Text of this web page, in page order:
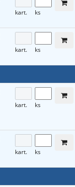
kart. ks
kart. ks
kart. ks
kart. ks